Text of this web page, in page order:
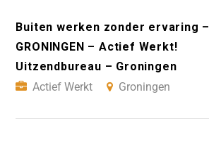
Buiten werken zonder ervaring –
GRONINGEN – Actief Werkt!
Uitzendbureau – Groningen
Actief Werkt
Groningen